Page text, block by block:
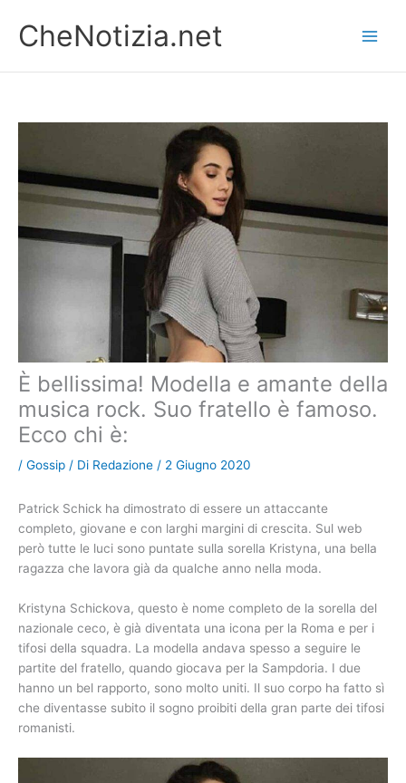
contenuto
CheNotizia.net
È bellissima! Modella e amante della
musica rock. Suo fratello è famoso.
Ecco chi è:
/ Gossip / Di Redazione / 2 Giugno 2020
Patrick Schick ha dimostrato di essere un attaccante
completo, giovane e con larghi margini di crescita. Sul web
però tutte le luci sono puntate sulla sorella Kristyna, una bella
ragazza che lavora già da qualche anno nella moda.
Kristyna Schickova, questo è nome completo de la sorella del
nazionale ceco, è già diventata una icona per la Roma e per i
tifosi della squadra. La modella andava spesso a seguire le
partite del fratello, quando giocava per la Sampdoria. I due
hanno un bel rapporto, sono molto uniti. Il suo corpo ha fatto sì
che diventasse subito il sogno proibiti della gran parte dei tifosi
romanisti.